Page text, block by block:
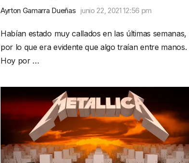
Ayrton Gamarra Dueñas junio 22, 2021 12:56 pm
Habían estado muy callados en las últimas semanas,
por lo que era evidente que algo traían entre manos.
Hoy por …